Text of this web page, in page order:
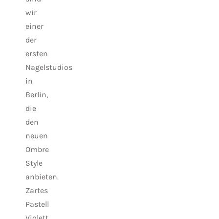
wir
einer
der
ersten
Nagelstudios
in
Berlin,
die
den
neuen
Ombre
Style
anbieten.
Zartes
Pastell